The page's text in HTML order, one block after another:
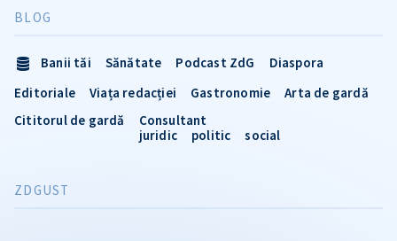
BLOG
Banii tăi Sănătate Podcast ZdG
Diaspora
Editoriale
Viața redacției Gastronomie
Arta de gardă
Cititorul de gardă
Consultant
juridic
politic social
ZDGUST